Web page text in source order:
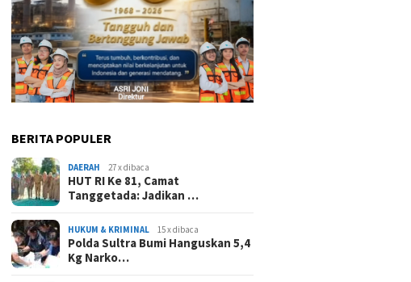
BERITA POPULER
DAERAH 27 x dibaca
HUT RI Ke 81, Camat
Tanggetada: Jadikan …
HUKUM & KRIMINAL 15 x dibaca
Polda Sultra Bumi Hanguskan 5,4
Kg Narko…